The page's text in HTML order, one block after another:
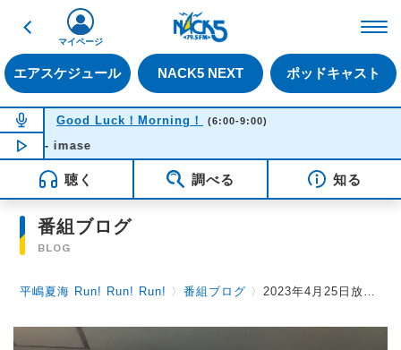
戻る
エアスケジュール NACK5 NEXT ポッドキャスト
マイページ
NOW ON AIR
Good Luck！Morning！ (6:00-9:00)
NOW PLAYING
- imase
聴く 調べる 知る
番組ブログ
BLOG
平嶋夏海 Run! Run! Run! 〉番組ブログ 〉2023年4月25日放送後記 ステッカープレゼント決定！